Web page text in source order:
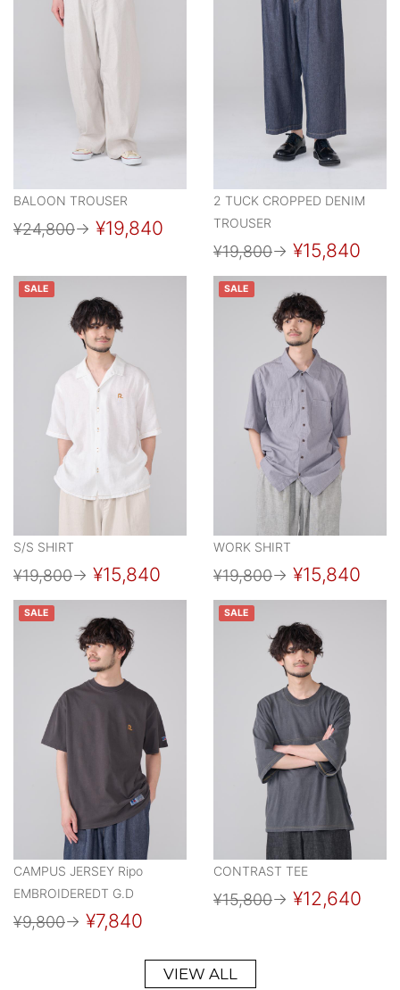
BALOON TROUSER
¥24,800→ ¥19,840
2 TUCK CROPPED DENIM
TROUSER
¥19,800→ ¥15,840
SALE
S/S SHIRT
¥19,800→ ¥15,840
SALE
WORK SHIRT
¥19,800→ ¥15,840
SALE
CAMPUS JERSEY Ripo
EMBROIDEREDT G.D
¥9,800→ ¥7,840
SALE
CONTRAST TEE
¥15,800→ ¥12,640
VIEW ALL